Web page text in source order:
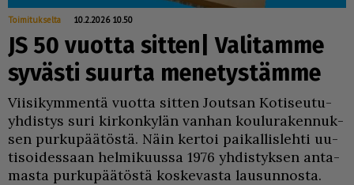
Toimitukselta 10.2.2026 10.50
JS 50 vuotta sitten| Valitamme
syvästi suurta menetystämme
Vii­si­kym­men­tä vuot­ta sit­ten Jout­san Ko­ti­seu­tu­
yh­dis­tys suri kir­kon­ky­län van­han kou­lu­ra­ken­nuk­
sen pur­ku­pää­tös­tä. Näin ker­toi pai­kal­lis­leh­ti uu­
ti­soi­des­saan hel­mi­kuus­sa 1976 yh­dis­tyk­sen an­ta­
mas­ta pur­ku­pää­tös­tä kos­ke­vas­ta lau­sun­nos­ta.